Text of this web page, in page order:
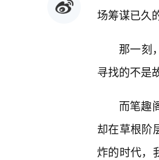
场筹谋已久
那一刻
寻找的不是
而笔趣
却在草根阶
炸的时代，